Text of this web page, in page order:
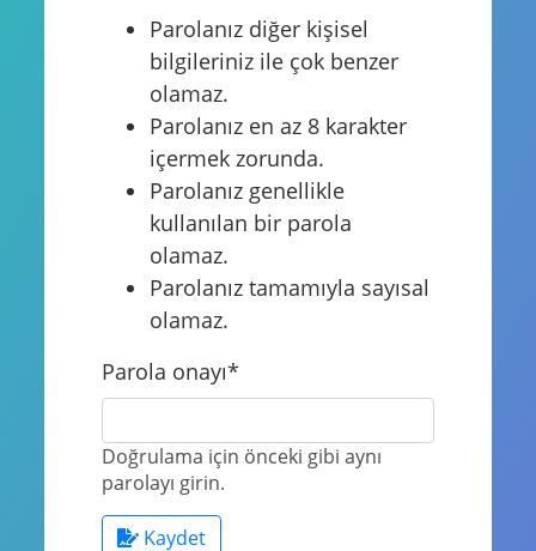
Parolanız diğer kişisel
bilgileriniz ile çok benzer
olamaz.
Parolanız en az 8 karakter
içermek zorunda.
Parolanız genellikle
kullanılan bir parola
olamaz.
Parolanız tamamıyla sayısal
olamaz.
Parola onayı*
Doğrulama için önceki gibi aynı
parolayı girin.
Kaydet